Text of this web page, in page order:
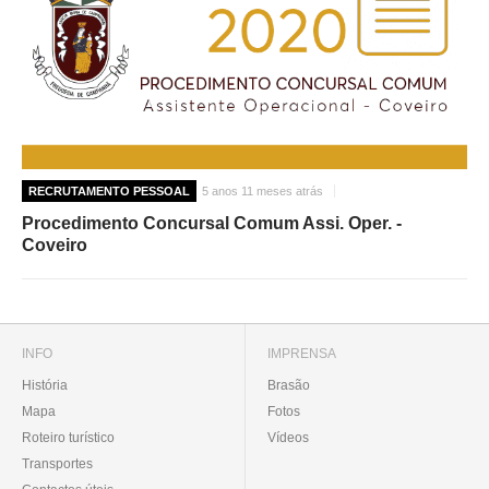
RECRUTAMENTO PESSOAL 5 anos 11 meses atrás
Procedimento Concursal Comum Assi. Oper. -
Coveiro
INFO
História
Mapa
Roteiro turístico
Transportes
IMPRENSA
Brasão
Fotos
Vídeos